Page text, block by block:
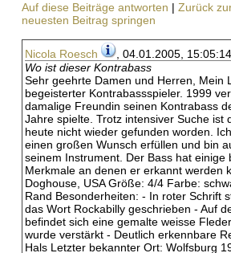
Auf diese Beiträge antworten | Zurück
neuesten Beitrag springen
Nicola Roesch
, 04.01.2005, 15:05:14
Wo ist dieser Kontrabass
Sehr geehrte Damen und Herren, Mein
begeisterter Kontrabassspieler. 1999
damalige Freundin seinen Kontrabass
Jahre spielte. Trotz intensiver Suche ist
heute nicht wieder gefunden worden.
einen großen Wunsch erfüllen und bin
seinem Instrument. Der Bass hat einige
Merkmale an denen er erkannt werden
Doghouse, USA Größe: 4/4 Farbe:
Rand Besonderheiten: - In roter Schrift
das Wort Rockabilly geschrieben - Auf
befindet sich eine gemalte weisse
wurde verstärkt - Deutlich erkennbare
Hals Letzter bekannter Ort: Wolfsburg